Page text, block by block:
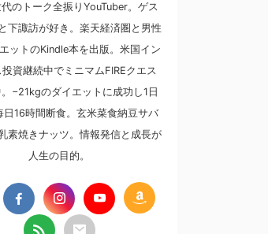
のトーク全振りYouTuber。ゲス
下諏訪が好き。楽天経済圏と男性
ットのKindle本を出版。米国イン
資継続中でミニマムFIREクエス
。−21kgのダイエットに成功し1日
日16時間断食。玄米菜食納豆サバ
素焼きナッツ。情報発信と成長が
人生の目的。